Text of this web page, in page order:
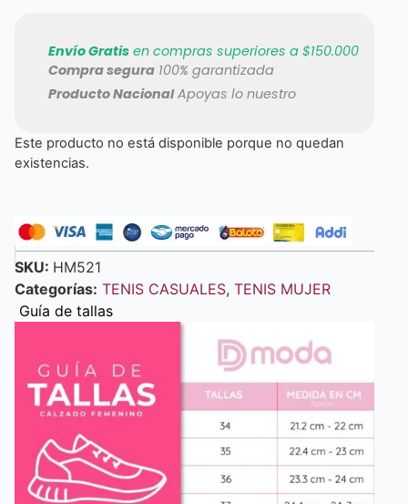
Envío Gratis en compras superiores a $150.000
Compra segura 100% garantizada
Producto NacionalApoyas lo nuestro
Este producto no está disponible porque no quedan
existencias.
SKU: HM521
Categorías: TENIS CASUALES, TENIS MUJER
Guía de tallas